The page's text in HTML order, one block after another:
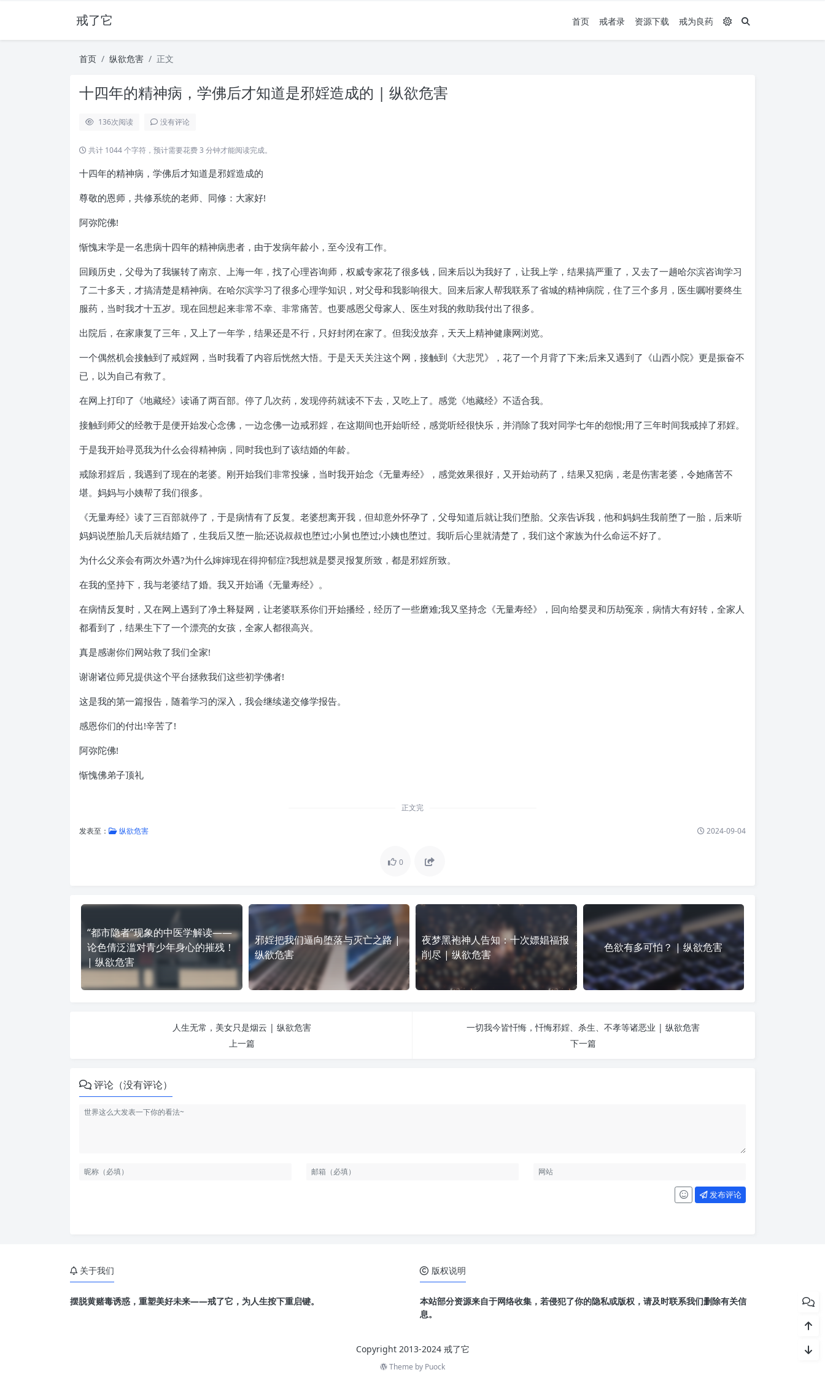
戒了它 首页 戒者录 资源下载 戒为良药
首页 纵欲危害 正文
十四年的精神病，学佛后才知道是邪婬造成的 | 纵欲危害
136次阅读 没有评论
共计 1044 个字符，预计需要花费 3 分钟才能阅读完成。
十四年的精神病，学佛后才知道是邪婬造成的
尊敬的恩师，共修系统的老师、同修：大家好!
阿弥陀佛!
惭愧末学是一名患病十四年的精神病患者，由于发病年龄小，至今没有工作。
回顾历史，父母为了我辗转了南京、上海一年，找了心理咨询师，权威专家花了很多钱，回来后以为我好了，让我上学，结果搞严重了，又去了一趟哈尔滨咨询学习
了二十多天，才搞清楚是精神病。在哈尔滨学习了很多心理学知识，对父母和我影响很大。回来后家人帮我联系了省城的精神病院，住了三个多月，医生嘱咐要终生
服药，当时我才十五岁。现在回想起来非常不幸、非常痛苦。也要感恩父母家人、医生对我的救助我付出了很多。
出院后，在家康复了三年，又上了一年学，结果还是不行，只好封闭在家了。但我没放弃，天天上精神健康网浏览。
一个偶然机会接触到了戒婬网，当时我看了内容后恍然大悟。于是天天关注这个网，接触到《大悲咒》，花了一个月背了下来;后来又遇到了《山西小院》更是振奋不
已，以为自己有救了。
在网上打印了《地藏经》读诵了两百部。停了几次药，发现停药就读不下去，又吃上了。感觉《地藏经》不适合我。
接触到师父的经教于是便开始发心念佛，一边念佛一边戒邪婬，在这期间也开始听经，感觉听经很快乐，并消除了我对同学七年的怨恨;用了三年时间我戒掉了邪婬。
于是我开始寻觅我为什么会得精神病，同时我也到了该结婚的年龄。
戒除邪婬后，我遇到了现在的老婆。刚开始我们非常投缘，当时我开始念《无量寿经》，感觉效果很好，又开始动药了，结果又犯病，老是伤害老婆，令她痛苦不
堪。妈妈与小姨帮了我们很多。
《无量寿经》读了三百部就停了，于是病情有了反复。老婆想离开我，但却意外怀孕了，父母知道后就让我们堕胎。父亲告诉我，他和妈妈生我前堕了一胎，后来听
妈妈说堕胎几天后就结婚了，生我后又堕一胎;还说叔叔也堕过;小舅也堕过;小姨也堕过。我听后心里就清楚了，我们这个家族为什么命运不好了。
为什么父亲会有两次外遇?为什么婶婶现在得抑郁症?我想就是婴灵报复所致，都是邪婬所致。
在我的坚持下，我与老婆结了婚。我又开始诵《无量寿经》。
在病情反复时，又在网上遇到了净土释疑网，让老婆联系你们开始播经，经历了一些磨难;我又坚持念《无量寿经》，回向给婴灵和历劫冤亲，病情大有好转，全家人
都看到了，结果生下了一个漂亮的女孩，全家人都很高兴。
真是感谢你们网站救了我们全家!
谢谢诸位师兄提供这个平台拯救我们这些初学佛者!
这是我的第一篇报告，随着学习的深入，我会继续递交修学报告。
感恩你们的付出!辛苦了!
阿弥陀佛!
惭愧佛弟子顶礼
正文完
发表至： 纵欲危害 2024-09-04
0
“都市隐者”现象的中医学解读——
论色倩泛滥对青少年身心的摧残！
| 纵欲危害
邪婬把我们逼向堕落与灭亡之路 |
纵欲危害
夜梦黑袍神人告知：十次嫖娼福报
削尽 | 纵欲危害
色欲有多可怕？ | 纵欲危害
人生无常，美女只是烟云 | 纵欲危害
上一篇
一切我今皆忏悔，忏悔邪婬、杀生、不孝等诸恶业 | 纵欲危害
下一篇
评论（没有评论）
发布评论
关于我们
摆脱黄赌毒诱惑，重塑美好未来——戒了它，为人生按下重启键。
版权说明
本站部分资源来自于网络收集，若侵犯了你的隐私或版权，请及时联系我们删除有关信
息。
Copyright 2013-2024 戒了它
Theme by Puock